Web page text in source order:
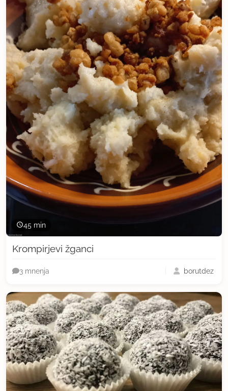
45 min
Krompirjevi žganci
3 mnenja borutdez